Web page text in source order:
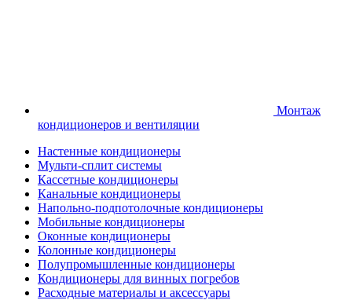
Монтаж
кондиционеров и вентиляции
Настенные кондиционеры
Мульти-сплит системы
Кассетные кондиционеры
Канальные кондиционеры
Напольно-подпотолочные кондиционеры
Мобильные кондиционеры
Оконные кондиционеры
Колонные кондиционеры
Полупромышленные кондиционеры
Кондиционеры для винных погребов
Расходные материалы и аксессуары